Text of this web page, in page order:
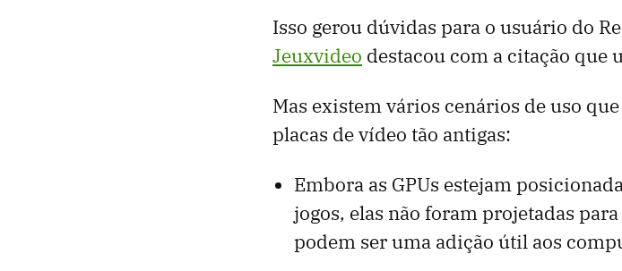
Isso gerou dúvidas para o usuário do
Jeuxvideo destacou com a citação que
Mas existem vários cenários de uso
placas de vídeo tão antigas:
Embora as GPUs estejam
jogos, elas não foram projetadas
podem ser uma adição útil aos